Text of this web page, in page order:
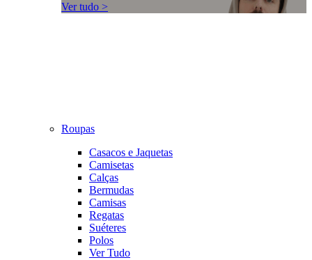
Ver tudo >
Roupas
Casacos e Jaquetas
Camisetas
Calças
Bermudas
Camisas
Regatas
Suéteres
Polos
Ver Tudo